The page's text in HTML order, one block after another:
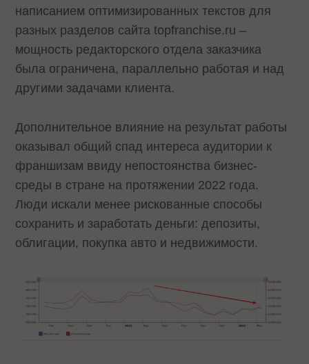
написанием оптимизированных текстов для
разных разделов сайта topfranchise.ru –
мощность редакторского отдела заказчика
была ограничена, параллельно работая и над
другими задачами клиента.
Дополнительное влияние на результат работы
оказывал общий спад интереса аудитории к
франшизам ввиду непостоянства бизнес-
среды в стране на протяжении 2022 года.
Люди искали менее рискованные способы
сохранить и заработать деньги: депозиты,
облигации, покупка авто и недвижимости.